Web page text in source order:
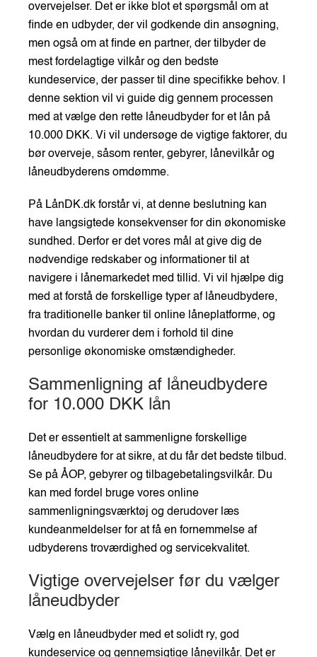
overvejelser. Det er ikke blot et spørgsmål om at
finde en udbyder, der vil godkende din ansøgning,
men også om at finde en partner, der tilbyder de
mest fordelagtige vilkår og den bedste
kundeservice, der passer til dine specifikke behov. I
denne sektion vil vi guide dig gennem processen
med at vælge den rette låneudbyder for et lån på
10.000 DKK. Vi vil undersøge de vigtige faktorer, du
bør overveje, såsom renter, gebyrer, lånevilkår og
låneudbyderens omdømme.
På LånDK.dk forstår vi, at denne beslutning kan
have langsigtede konsekvenser for din økonomiske
sundhed. Derfor er det vores mål at give dig de
nødvendige redskaber og informationer til at
navigere i lånemarkedet med tillid. Vi vil hjælpe dig
med at forstå de forskellige typer af låneudbydere,
fra traditionelle banker til online låneplatforme, og
hvordan du vurderer dem i forhold til dine
personlige økonomiske omstændigheder.
Sammenligning af låneudbydere
for 10.000 DKK lån
Det er essentielt at sammenligne forskellige
låneudbydere for at sikre, at du får det bedste tilbud.
Se på ÅOP, gebyrer og tilbagebetalingsvilkår. Du
kan med fordel bruge vores online
sammenligningsværktøj og derudover læs
kundeanmeldelser for at få en fornemmelse af
udbyderens troværdighed og servicekvalitet.
Vigtige overvejelser før du vælger
låneudbyder
Vælg en låneudbyder med et solidt ry, god
kundeservice og gennemsigtige lånevilkår. Det er